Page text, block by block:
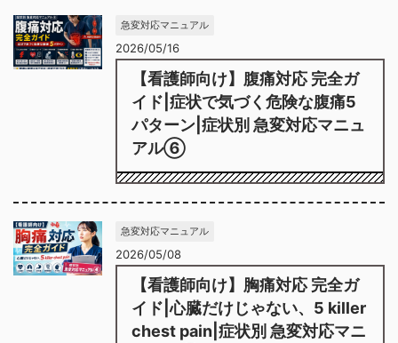
急変対応マニュアル
2026/05/16
【看護師向け】腹痛対応 完全ガ
イド|症状で気づく危険な腹痛5
パターン|症状別 急変対応マニュ
アル⑥
急変対応マニュアル
2026/05/08
【看護師向け】胸痛対応 完全ガ
イド|心臓だけじゃない、5 killer
chest pain|症状別 急変対応マニ